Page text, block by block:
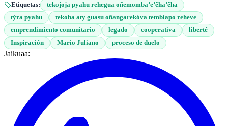
Etiquetas:
tekojoja pyahu rehegua oñemomba’e’ẽha’ẽha
týra pyahu
tekoha aty guasu oñangarekóva tembiapo reheve
emprendimiento comunitario
legado cooperativa
liberté
Inspiración
Mario Juliano proceso de duelo
Jaikuaa: